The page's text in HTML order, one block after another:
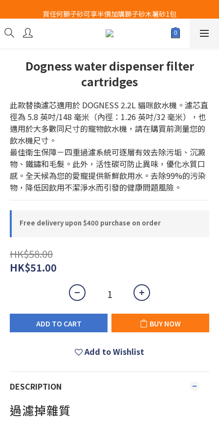
Airbuggy 全線現貨8折！立即點擊火速搶購
買任何獅子砂可享半價加購獅子砂木薯砂1包
Airbuggy 全線現貨8折！立即點擊火速搶購
Dogness water dispenser filter
cartridges
此款替換濾芯適用於 DOGNESS 2.2L 貓咪飲水機。濾芯直
徑為 5.8 英吋/148 毫米（內徑：1.26 英吋/32 毫米），也
適用於大多數同尺寸的寵物飲水機，請在購買前測量您的
飲水機尺寸。
最佳衛生保障－四重過濾系統可逐層有效去除污垢、沉澱
物、鐵鏽和毛髮。此外，活性碳可防止異味，優化水質口
感。全天候為您的愛寵提供新鮮飲用水。去除99%的污染
物，降低因飲用不潔淨水而引發的健康問題風險。
Free delivery upon $400 purchase on order
HK$58.00
HK$51.00
ADD TO CART BUY NOW
Add to Wishlist
DESCRIPTION
過濾掉雜質